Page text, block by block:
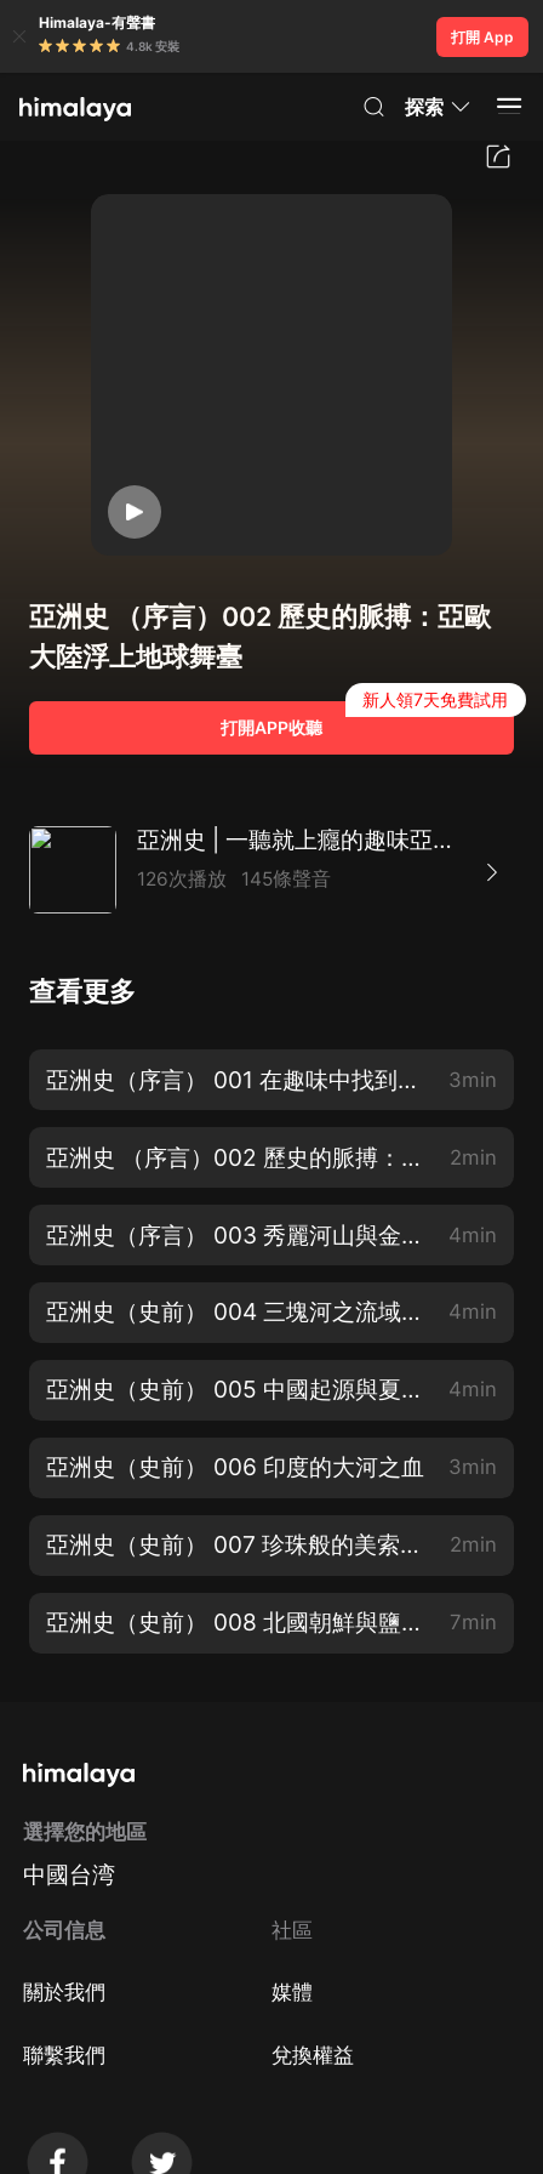
Himalaya-有聲書
4.8k 安裝
打開 App
探索
亞洲史 （序言）002 歷史的脈搏：亞歐
大陸浮上地球舞臺
打開APP收聽
新人領7天免費試用
亞洲史 | 一聽就上癮的趣味亞洲史 | 文明古國大歷史 | 春秋戰國秦漢唐宋明清 | 一帶一路 | 蜜範演播
126次播放 145條聲音
查看更多
亞洲史（序言） 001 在趣味中找到歷史的真諦1 3min
亞洲史 （序言）002 歷史的脈搏：亞歐大陸浮上地球舞臺 2min
亞洲史（序言） 003 秀麗河山與金色荒漠 4min
亞洲史（史前） 004 三塊河之流域孕育的文明2 4min
亞洲史（史前） 005 中國起源與夏王朝之謎 4min
亞洲史（史前） 006 印度的大河之血 3min
亞洲史（史前） 007 珍珠般的美索不達米亞 2min
亞洲史（史前） 008 北國朝鮮與鹽島日本 7min
選擇您的地區
中國台湾
公司信息
關於我們
聯繫我們
社區
媒體
兌換權益